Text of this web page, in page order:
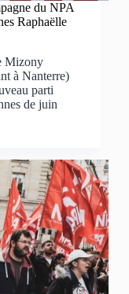
du NPA
Raphaëlle
Mizony
à Nanterre)
parti
de juin